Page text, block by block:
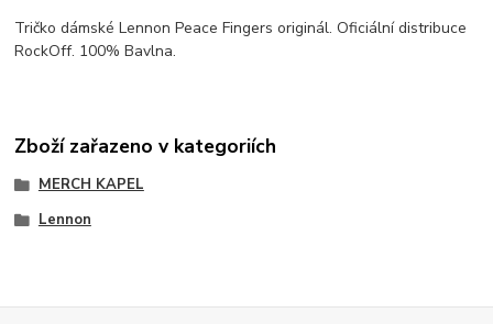
Tričko dámské Lennon Peace Fingers originál. Oficiální distribuce
RockOff. 100% Bavlna.
Zboží zařazeno v kategoriích
MERCH KAPEL
Lennon